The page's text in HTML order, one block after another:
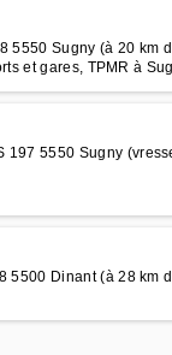
5550 Sugny (à 20 km
et gares, TPMR à
197 5550 Sugny
5500 Dinant (à 28 km